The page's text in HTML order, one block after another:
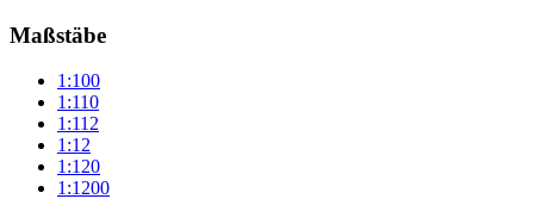
Maßstäbe
1:100
1:110
1:112
1:12
1:120
1:1200